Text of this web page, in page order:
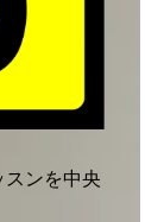
ンを中央